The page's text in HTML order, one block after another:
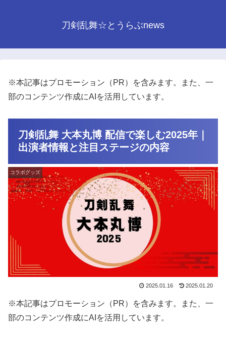
刀剣乱舞☆とうらぶnews
※本記事はプロモーション（PR）を含みます。また、一
部のコンテンツ作成にAIを活用しています。
刀剣乱舞 大本丸博 配信で楽しむ2025年｜
出演者情報と注目ステージの内容
コラボグッズ
2025.01.16 2025.01.20
※本記事はプロモーション（PR）を含みます。また、一
部のコンテンツ作成にAIを活用しています。